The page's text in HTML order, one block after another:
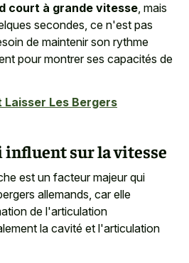
court à grande vitesse, mais
secondes, ce n'est pas
de maintenir son rythme
pour montrer ses capacités de
Laisser Les Bergers
influent sur la vitesse
est un facteur majeur qui
allemands, car elle
de l'articulation
la cavité et l'articulation